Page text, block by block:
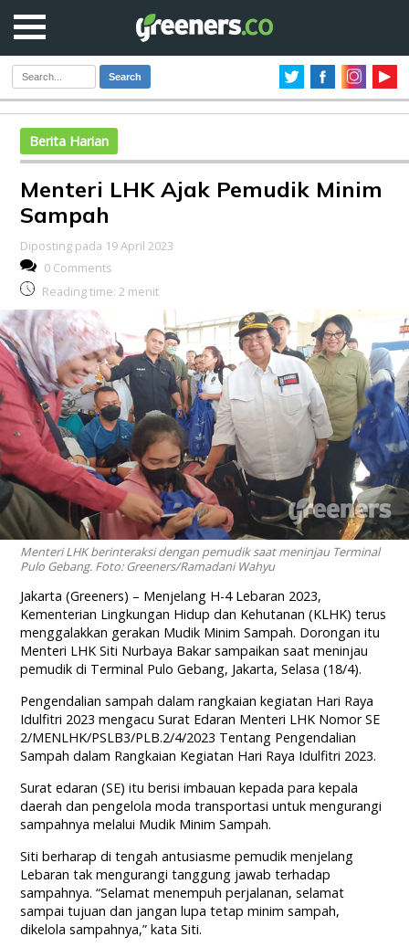
Search
Berita Harian
Menteri LHK Ajak Pemudik Minim
Sampah
Diposting pada 19 April 2023
0 Comments
Reading time: 2 menit
Menteri LHK berinteraksi dengan pemudik saat meninjau Terminal
Pulo Gebang. Foto: Greeners/Ramadani Wahyu
Jakarta (Greeners) – Menjelang H-4 Lebaran 2023,
Kementerian Lingkungan Hidup dan Kehutanan (KLHK) terus
menggalakkan gerakan Mudik Minim Sampah. Dorongan itu
Menteri LHK Siti Nurbaya Bakar sampaikan saat meninjau
pemudik di Terminal Pulo Gebang, Jakarta, Selasa (18/4).
Pengendalian sampah dalam rangkaian kegiatan Hari Raya
Idulfitri 2023 mengacu Surat Edaran Menteri LHK Nomor SE
2/MENLHK/PSLB3/PLB.2/4/2023 Tentang Pengendalian
Sampah dalam Rangkaian Kegiatan Hari Raya Idulfitri 2023.
Surat edaran (SE) itu berisi imbauan kepada para kepala
daerah dan pengelola moda transportasi untuk mengurangi
sampahnya melalui Mudik Minim Sampah.
Siti berharap di tengah antusiasme pemudik menjelang
Lebaran tak mengurangi tanggung jawab terhadap
sampahnya. “Selamat menempuh perjalanan, selamat
sampai tujuan dan jangan lupa tetap minim sampah,
dikelola sampahnya,” kata Siti.